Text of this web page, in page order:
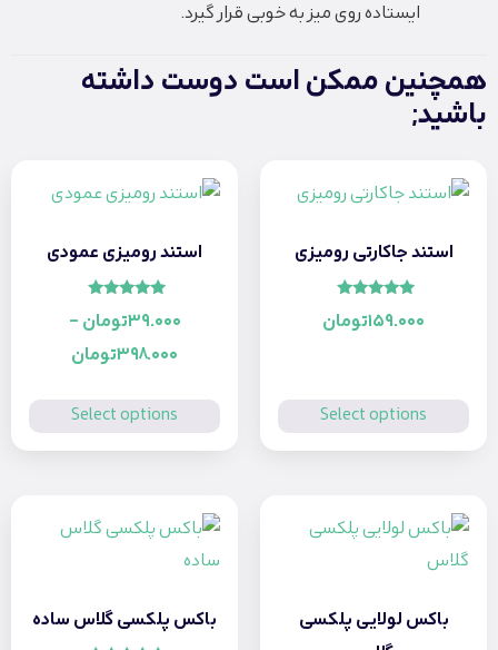
ایستاده روی میز به خوبی قرار گیرد.
همچنین ممکن است دوست داشته
باشید;
استند جاکارتی رومیزی
5.00
159.000تومان
Select options
استند رومیزی عمودی
5.00
39.000تومان –
398.000تومان
Select options
باکس لولایی پلکسی
باکس پلکسی گلاس ساده